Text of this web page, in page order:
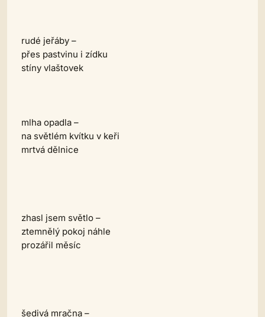
rudé jeřáby –
přes pastvinu i zídku
stíny vlaštovek
mlha opadla –
na světlém kvítku v keři
mrtvá dělnice
zhasl jsem světlo –
ztemnělý pokoj náhle
prozářil měsíc
šedivá mračna –